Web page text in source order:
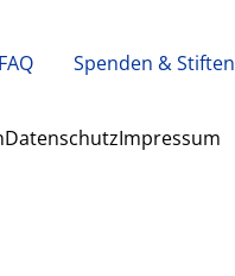
FAQ Spenden & Stiften
DatenschutzImpressum